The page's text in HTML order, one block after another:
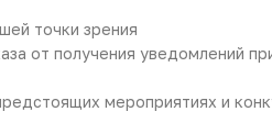
точки зрения
от получения уведомлений
мероприятиях и